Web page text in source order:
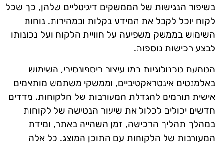
בשיפור הנגישות של הממשקים דיגיטליים שלהן, כך שכל
לקוח יוכל לקבל את המידע בקלות ובמהירות. נוחות
השימוש בממשק משפיעה על חוויית הלקוח ועל נכונותו
לבצע רכישות נוספות.
הטמעת טכנולוגיות כמו עיצוב ריספונסיבי, השימוש
באלמנטים אינטראקטיביים, וממשקי משתמש מותאמים
אישית תורמים להגדלת המעורבות של הלקוחות. מדדים
חדשים יכולים לכלול את שיעור הנטישה של לקוחות
במהלך תהליך הרכישה, זמן השהייה באתר, ומידת
המעורבות של הלקוחות עם התוכן המוצג. כל אלה